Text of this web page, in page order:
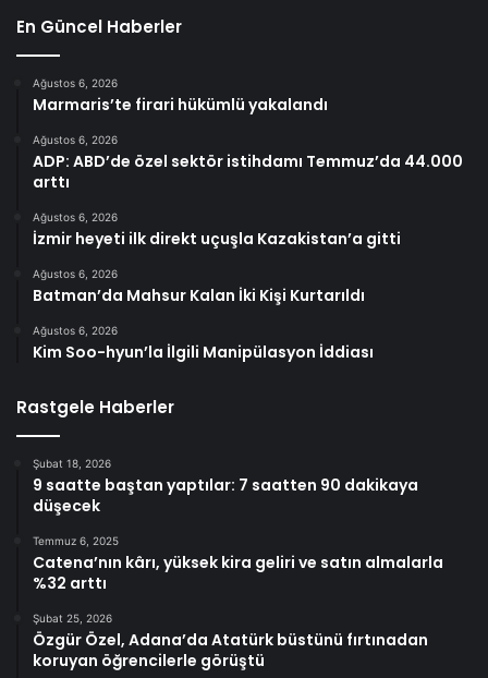
En Güncel Haberler
Ağustos 6, 2026
Marmaris’te firari hükümlü yakalandı
Ağustos 6, 2026
ADP: ABD’de özel sektör istihdamı Temmuz’da 44.000
arttı
Ağustos 6, 2026
İzmir heyeti ilk direkt uçuşla Kazakistan’a gitti
Ağustos 6, 2026
Batman’da Mahsur Kalan İki Kişi Kurtarıldı
Ağustos 6, 2026
Kim Soo-hyun’la İlgili Manipülasyon İddiası
Rastgele Haberler
Şubat 18, 2026
9 saatte baştan yaptılar: 7 saatten 90 dakikaya
düşecek
Temmuz 6, 2025
Catena’nın kârı, yüksek kira geliri ve satın almalarla
%32 arttı
Şubat 25, 2026
Özgür Özel, Adana’da Atatürk büstünü fırtınadan
koruyan öğrencilerle görüştü